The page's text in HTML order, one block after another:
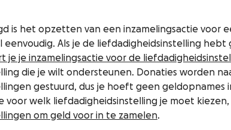
is het opzetten van een inzamelingsactie voor
eenvoudig. Als je de liefdadigheidsinstelling hebt
je je inzamelingsactie voor de
die je wilt ondersteunen. Donaties worden
gestuurd, dus je hoeft geen geldopnames
voor welk liefdadigheidsinstelling je moet
om geld voor in te zamelen.